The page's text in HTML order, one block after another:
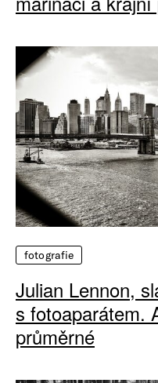
fotografie
Julian Lennon,
s fotoaparátem.
průměrné